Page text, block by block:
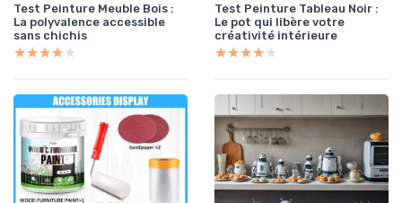
Test Peinture Meuble Bois :
La polyvalence accessible
sans chichis
★★★★★
★★★★★
Test Peinture Tableau Noir :
Le pot qui libère votre
créativité intérieure
★★★★★
★★★★★